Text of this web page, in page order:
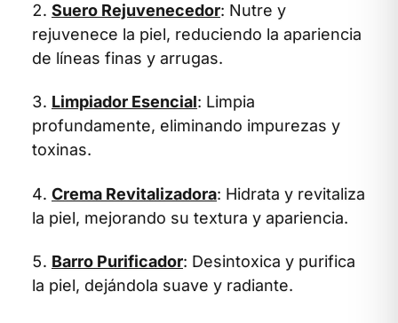
Suero Rejuvenecedor: Nutre y
rejuvenece la piel, reduciendo la apariencia
de líneas finas y arrugas.
Limpiador Esencial: Limpia
profundamente, eliminando impurezas y
toxinas.
Crema Revitalizadora: Hidrata y revitaliza
la piel, mejorando su textura y apariencia.
Barro Purificador: Desintoxica y purifica
la piel, dejándola suave y radiante.